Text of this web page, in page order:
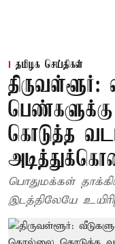
தமிழக செய்திகள்
திருவள்ளூர்:
கொடுத்த
பொதுமக்கள்
இடத்திலேயே